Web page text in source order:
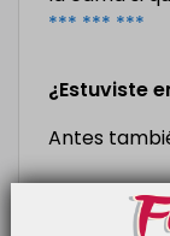
*** *** ***
¿Estuviste
Antes